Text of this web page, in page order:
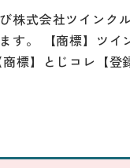
株式会社ツインク
す。 【商標】ツ
商標】とじコレ【登